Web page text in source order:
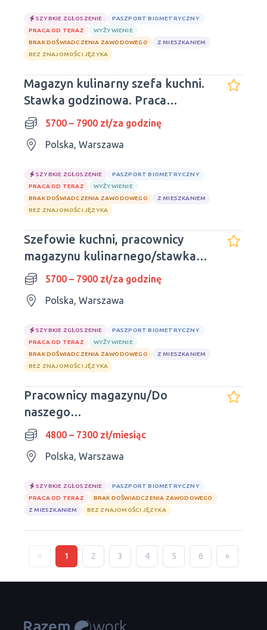
SZYBKIE ZGŁOSZENIE
PASZPORT BIOMETRYCZNY
PRACA OD TERAZ
WYŻYWIENIE
BRAK DOŚWIADCZENIA ZAWODOWEGO
Z MIESZKANIEM
BEZ ZNAJOMOŚCI JĘZYKA
Magazyn kulinarny szefa kuchni.
Stawka godzinowa. Praca
dzienna.5700 – 7900 zł/za godzinę
Polska, Warszawa
SZYBKIE ZGŁOSZENIE
PASZPORT BIOMETRYCZNY
PRACA OD TERAZ
WYŻYWIENIE
BRAK DOŚWIADCZENIA ZAWODOWEGO
Z MIESZKANIEM
BEZ ZNAJOMOŚCI JĘZYKA
Szefowie kuchni, pracownicy
magazynu kulinarnego/stawka
godzinowa
5700 – 7900 zł/za godzinę
Polska, Warszawa
SZYBKIE ZGŁOSZENIE
PASZPORT BIOMETRYCZNY
PRACA OD TERAZ
WYŻYWIENIE
BRAK DOŚWIADCZENIA ZAWODOWEGO
Z MIESZKANIEM
BEZ ZNAJOMOŚCI JĘZYKA
Pracownicy magazynu/Do
naszego
mieszkania/Doświadczenie nie
jest wymagane
4800 – 7300 zł/miesiąc
Polska, Warszawa
SZYBKIE ZGŁOSZENIE
PASZPORT BIOMETRYCZNY
PRACA OD TERAZ
BRAK DOŚWIADCZENIA ZAWODOWEGO
Z MIESZKANIEM
BEZ ZNAJOMOŚCI JĘZYKA
« 1 2 3 4 5 6 »